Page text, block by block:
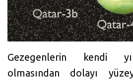
Gezegenlerin kendi
olmasından dolayı